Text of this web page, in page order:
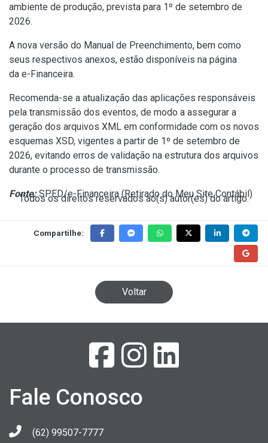
ambiente de produção, prevista para 1º de setembro de
2026.
A nova versão do Manual de Preenchimento, bem como
seus respectivos anexos, estão disponíveis na página
da e-Financeira.
Recomenda-se a atualização das aplicações responsáveis
pela transmissão dos eventos, de modo a assegurar a
geração dos arquivos XML em conformidade com os novos
esquemas XSD, vigentes a partir de 1º de setembro de
2026, evitando erros de validação na estrutura dos arquivos
durante o processo de transmissão.
Fonte:SPED/e-Financeira (Retirado do Meu Site Contábil)
Todos os direitos reservados ao(s) autor(es) do artigo.
Compartilhe:
Voltar
Fale Conosco
(62) 99507-7777